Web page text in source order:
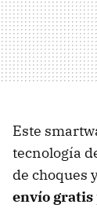
Este
tecnología
de choques
envío gratis